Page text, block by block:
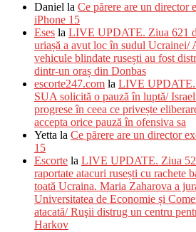
Daniel la Ce părere are un director
iPhone 15
Eses la LIVE UPDATE. Ziua 621
uriașă a avut loc în sudul Ucrainei/
vehicule blindate rusești au fost
dintr-un oraș din Donbas
escorte247.com la LIVE UPDATE.
SUA solicită o pauză în luptă/
progrese în ceea ce privește
accepta orice pauză în ofensiva sa
Yetta la Ce părere are un director
15
Escorte la LIVE UPDATE. Ziua
raportate atacuri rusești cu rachete
toată Ucraina. Maria Zaharova a
Universitatea de Economie și
atacată/ Ruşii distrug un centru
Harkov